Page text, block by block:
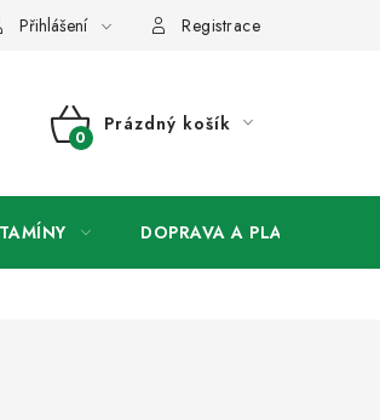
Přihlášení Registrace
NÁKUPNÍ
Prázdný košík
DOPRAVA A PLATBA